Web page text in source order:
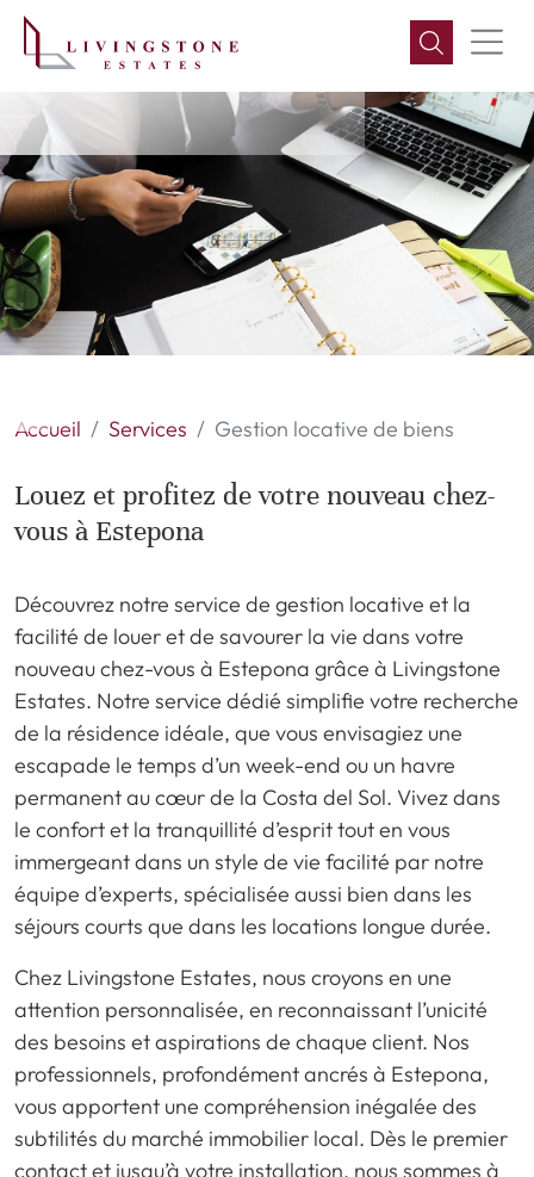
Gestion locative de biens
Accueil Services Gestion locative de biens
Louez et profitez de votre nouveau chez-
vous à Estepona
Découvrez notre service de gestion locative et la
facilité de louer et de savourer la vie dans votre
nouveau chez-vous à Estepona grâce à Livingstone
Estates. Notre service dédié simplifie votre recherche
de la résidence idéale, que vous envisagiez une
escapade le temps d’un week-end ou un havre
permanent au cœur de la Costa del Sol. Vivez dans
le confort et la tranquillité d’esprit tout en vous
immergeant dans un style de vie facilité par notre
équipe d’experts, spécialisée aussi bien dans les
séjours courts que dans les locations longue durée.
Chez Livingstone Estates, nous croyons en une
attention personnalisée, en reconnaissant l’unicité
des besoins et aspirations de chaque client. Nos
professionnels, profondément ancrés à Estepona,
vous apportent une compréhension inégalée des
subtilités du marché immobilier local. Dès le premier
contact et jusqu’à votre installation, nous sommes à